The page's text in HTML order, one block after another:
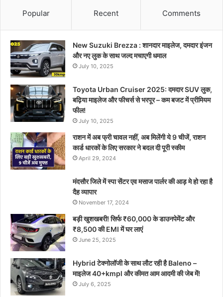
Popular Recent Comments
New Suzuki Brezza : शानदार माइलेज, दमदार इंजन
और नए लुक के साथ जल्द मचाएगी धमाल
July 10, 2025
Toyota Urban Cruiser 2025: दमदार SUV लुक,
बढ़िया माइलेज और फीचर्स से भरपूर – कम बजट में प्रीमियम
फील!
July 10, 2025
राशन में अब फ्री चावल नहीं, अब मिलेंगी ये 9 चीजें, राशन
कार्ड धारकों के लिए सरकार ने बदल दी पूरी स्कीम
April 29, 2024
मंदसौर जिले में स्पा सेंटर एव मसाज पार्लर की आड़ मे हो रहा है
दैह व्यापार
November 17, 2024
बड़ी खुशखबरी! सिर्फ ₹60,000 के डाउनपेमेंट और
₹8,500 की EMI में घर लाएं
June 25, 2025
Hybrid टेक्नोलॉजी के साथ लौट रही है Baleno –
माइलेज 40+kmpl और कीमत आम आदमी की जेब में!
July 6, 2025